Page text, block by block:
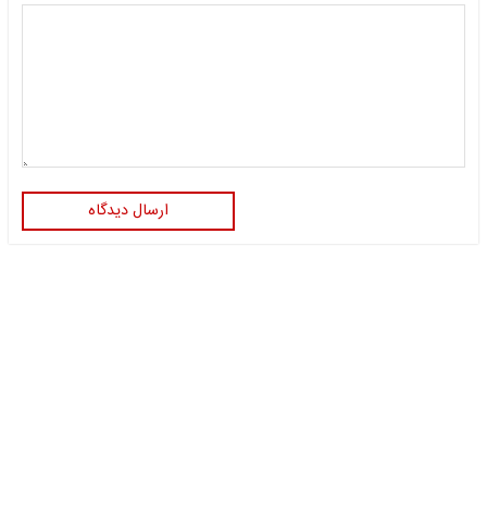
ارسال دیدگاه